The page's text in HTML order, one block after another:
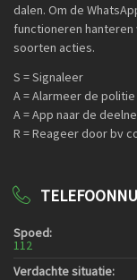
dalen. Om de
functioneren hanteren
soorten acties.
S = Signaleer
A = Alarmeer de politie
A = App naar de
R = Reageer door bv
Spoed:
112
Verdachte situatie: